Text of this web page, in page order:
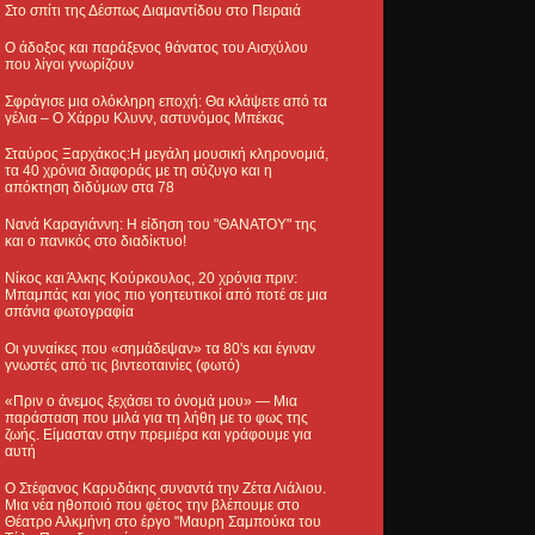
Στο σπίτι της Δέσπως Διαμαντίδου στο Πειραιά
Ο άδοξος και παράξενος θάνατος του Αισχύλου
που λίγοι γνωρίζουν
Σφράγισε μια ολόκληρη εποχή: Θα κλάψετε από τα
γέλια – Ο Χάρρυ Κλυνν, αστυνόμος Μπέκας
Σταύρος Ξαρχάκος:Η μεγάλη μουσική κληρονομιά,
τα 40 χρόνια διαφοράς με τη σύζυγο και η
απόκτηση διδύμων στα 78
Νανά Καραγιάννη: Η είδηση του "ΘΑΝΑΤΟΥ" της
και ο πανικός στο διαδίκτυο!
Νίκος και Άλκης Κούρκουλος, 20 χρόνια πριν:
Μπαμπάς και γιος πιο γοητευτικοί από ποτέ σε μια
σπάνια φωτογραφία
Οι γυναίκες που «σημάδεψαν» τα 80's και έγιναν
γνωστές από τις βιντεοταινίες (φωτό)
«Πριν ο άνεμος ξεχάσει το όνομά μου» — Μια
παράσταση που μιλά για τη λήθη με το φως της
ζωής. Είμασταν στην πρεμιέρα και γράφουμε για
αυτή
Ο Στέφανος Καρυδάκης συναντά την Ζέτα Λιάλιου.
Μια νέα ηθοποιό που φέτος την βλέπουμε στο
Θέατρο Αλκμήνη στο έργο "Μαυρη Σαμπούκα του